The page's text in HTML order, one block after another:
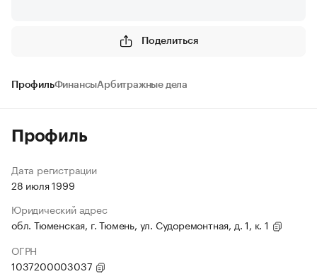
Поделиться
ПрофильФинансыАрбитражные дела
Профиль
Дата регистрации
28 июля 1999
Юридический адрес
обл. Тюменская, г. Тюмень, ул. Судоремонтная, д. 1, к. 1
ОГРН
1037200003037